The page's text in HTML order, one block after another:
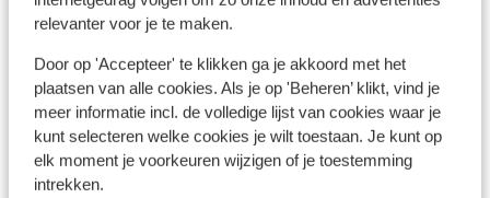
relevanter voor je te maken.
Door op 'Accepteer' te klikken ga je akkoord met het
plaatsen van alle cookies. Als je op 'Beheren’ klikt, vind je
meer informatie incl. de volledige lijst van cookies waar je
kunt selecteren welke cookies je wilt toestaan. Je kunt op
elk moment je voorkeuren wijzigen of je toestemming
intrekken.
Bushalte: 200 m
Winkels: 100 m
(Mini)supermarkt: 100 m
Restaurant: 150 m
Apotheek: 300 m
Arts: 1000 m
Ziekenhuis: 22 km